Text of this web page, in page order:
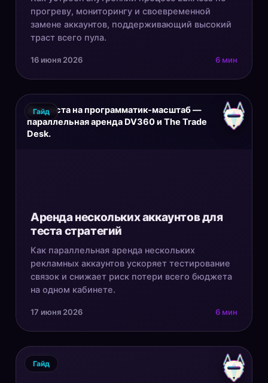
прогреву, мониторингу и своевременной
замене аккаунтов, поддерживающий высокий
траст всего пула.
16 июня 2026 6 мин
Для теста на программатик-масштаб —
параллельная аренда DV360 и The Trade
Desk.
Гайд
Аренда нескольких аккаунтов для
теста стратегий
Как параллельная аренда нескольких
рекламных аккаунтов ускоряет тестирование
связок и снижает риск потери всего бюджета
на одном кабинете.
17 июня 2026 6 мин
Гайд